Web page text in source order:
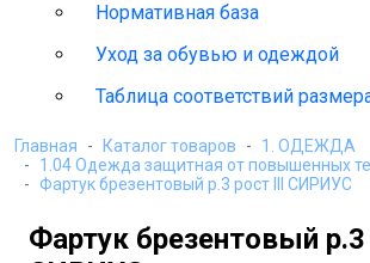
Нормативная база
Уход за обувью и одеждой
Таблица соответствий
Главная Каталог товаров
1. ОДЕЖДА
1.04 Одежда защитная от повышенных
Фартук брезентовый р.3 рост III СИРИУС
Фартук брезентовый р.3